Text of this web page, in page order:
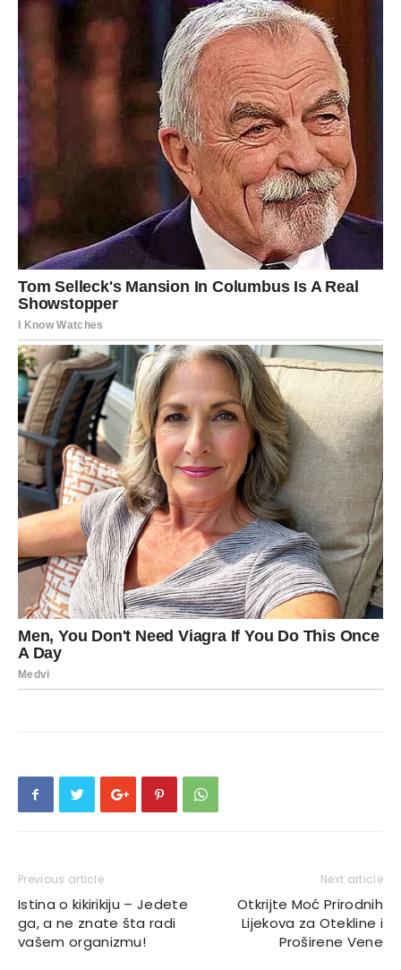
Previous article
Istina o kikirikiju – Jedete
ga, a ne znate šta radi
vašem organizmu!
Next article
Otkrijte Moć Prirodnih
Lijekova za Otekline i
Proširene Vene